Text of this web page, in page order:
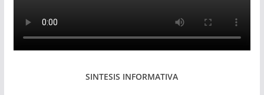
SINTESIS INFORMATIVA